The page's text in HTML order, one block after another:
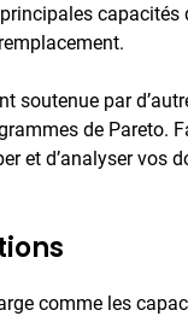
soutenue par
de Pareto.
et d’analyser vos
comme les